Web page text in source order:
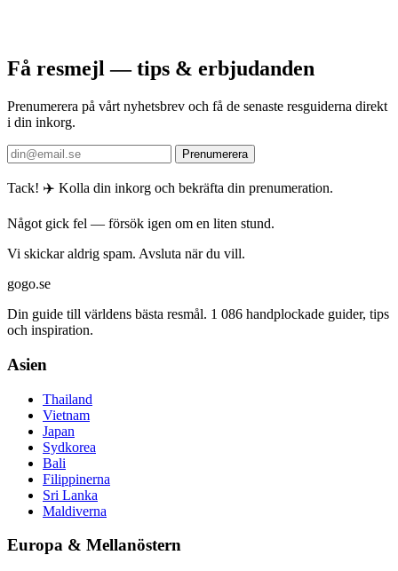
Få resmejl — tips & erbjudanden
Prenumerera på vårt nyhetsbrev och få de senaste resguiderna direkt
i din inkorg.
Prenumerera
Tack! ✈️ Kolla din inkorg och bekräfta din prenumeration.
Något gick fel — försök igen om en liten stund.
Vi skickar aldrig spam. Avsluta när du vill.
gogo.se
Din guide till världens bästa resmål. 1 086 handplockade guider, tips
och inspiration.
Asien
Thailand
Vietnam
Japan
Sydkorea
Bali
Filippinerna
Sri Lanka
Maldiverna
Europa & Mellanöstern